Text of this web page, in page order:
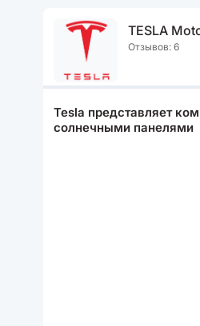
TESLA
Отзывов: 6
Tesla представляет
солнечными панелями